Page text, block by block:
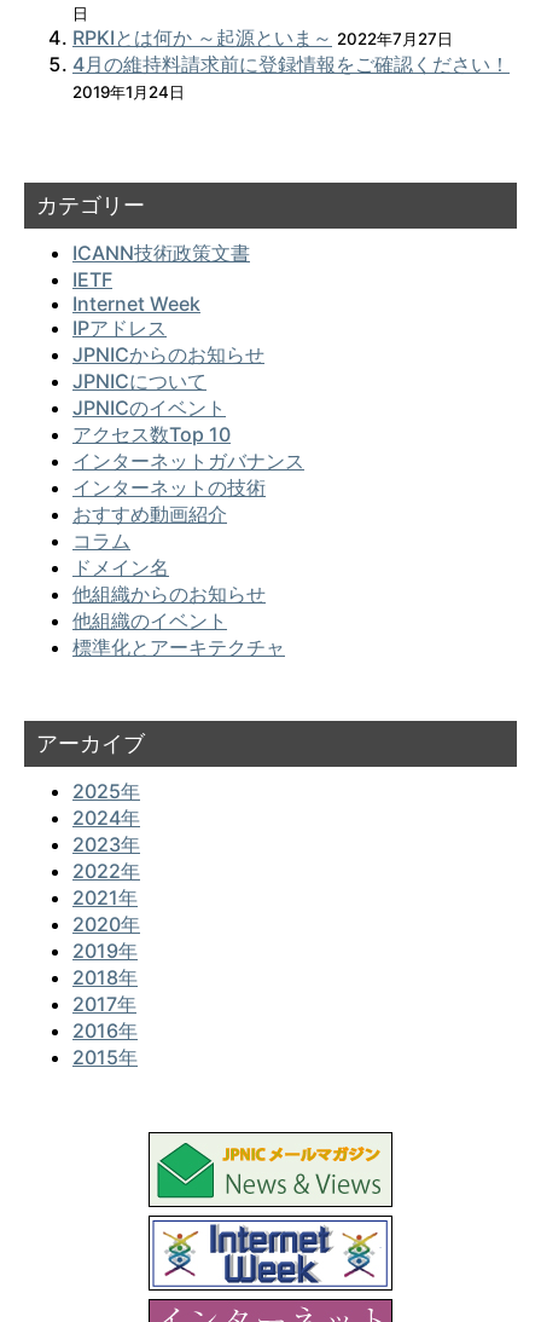
日
RPKIとは何か ～起源といま～ 2022年7月27日
4月の維持料請求前に登録情報をご確認ください！
2019年1月24日
カテゴリー
ICANN技術政策文書
IETF
Internet Week
IPアドレス
JPNICからのお知らせ
JPNICについて
JPNICのイベント
アクセス数Top 10
インターネットガバナンス
インターネットの技術
おすすめ動画紹介
コラム
ドメイン名
他組織からのお知らせ
他組織のイベント
標準化とアーキテクチャ
アーカイブ
2025年
2024年
2023年
2022年
2021年
2020年
2019年
2018年
2017年
2016年
2015年